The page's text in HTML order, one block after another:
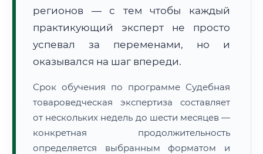
регионов — с тем чтобы каждый
практикующий эксперт не просто
успевал за переменами, но и
оказывался на шаг впереди.
Срок обучения по программе Судебная
товароведческая экспертиза составляет
от нескольких недель до шести месяцев —
конкретная продолжительность
определяется выбранным форматом и